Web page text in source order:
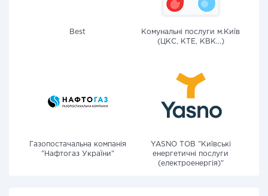
Best
Комунальні послуги м.Київ
(ЦКС, КТЕ, КВК...)
Газопостачальна компанія
"Нафтогаз України"
YASNO ТОВ "Київські
енергетичні послуги
(електроенергія)"